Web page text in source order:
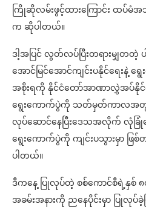
ကြိုဆိုလမ်းဖွင့်ထားကြောင်း ထပ်မံ
က ဆိုပါတယ်။
ဒါ့အပြင် လွတ်လပ်ပြီးတရားမျှတတဲ့
အောင်မြင်အောင်ကျင်းပနိုင်ရေးနဲ့
အစိုးရကို နိုင်ငံတော်အာဏာလွှဲအပ်နိုင်ရ
ရွေးကောက်ပွဲကို သတ်မှတ်ကာလအတွင်
လုပ်ဆောင်နေပြီးဒေသအလိုက် လုံခြုံ
ရွေးကောက်ပွဲကို ကျင်းပသွားမှာ ဖြ
ပါတယ်။
ဒီကနေ့ ပြုလုပ်တဲ့ စစ်ကောင်စီရဲ့နှစ် ၈
အခမ်းအနားကို ညနေပိုင်းမှာ ပြုလုပ်ခဲ့